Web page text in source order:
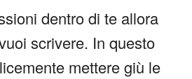
dentro di te allora
scrivere. In questo
mettere giù le